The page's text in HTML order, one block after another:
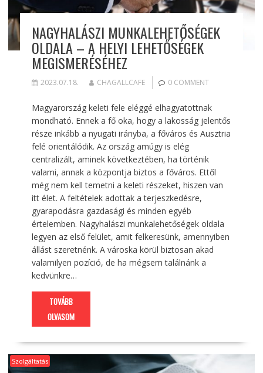
NAGYHALÁSZI MUNKALEHETŐSÉGEK
OLDALA – A HELYI LEHETŐSÉGEK
MEGISMERÉSÉHEZ
2023.07.18. CHAGALLCAFE 0 COMMENT
Magyarország keleti fele eléggé elhagyatottnak
mondható. Ennek a fő oka, hogy a lakosság jelentős
része inkább a nyugati irányba, a főváros és Ausztria
felé orientálódik. Az ország amúgy is elég
centralizált, aminek következtében, ha történik
valami, annak a központja biztos a főváros. Ettől
még nem kell temetni a keleti részeket, hiszen van
itt élet. A feltételek adottak a terjeszkedésre,
gyarapodásra gazdasági és minden egyéb
értelemben. Nagyhalászi munkalehetőségek oldala
legyen az első felület, amit felkeresünk, amennyiben
állást szeretnénk. A városka körül biztosan akad
valamilyen pozíció, de ha mégsem találnánk a
kedvünkre…
TOVÁBB
OLVASOM
Szolgáltatás